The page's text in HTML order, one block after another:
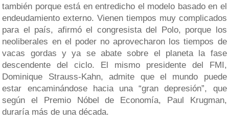
también porque está en entredicho el modelo basado en el
endeudamiento externo. Vienen tiempos muy complicados
para el país, afirmó el congresista del Polo, porque los
neoliberales en el poder no aprovecharon los tiempos de
vacas gordas y ya se abate sobre el planeta la fase
descendente del ciclo. El mismo presidente del FMI,
Dominique Strauss-Kahn, admite que el mundo puede
estar encaminándose hacia una “gran depresión”, que
según el Premio Nóbel de Economía, Paul Krugman,
duraría más de una década.